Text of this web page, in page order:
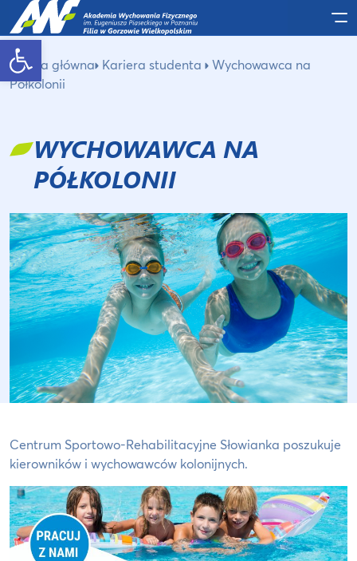
Otwórz pasek narzędzi
Strona główna Kariera studenta
Wychowawca na
Półkolonii
WYCHOWAWCA NA
PÓŁKOLONII
Centrum Sportowo-Rehabilitacyjne Słowianka poszukuje
kierowników i wychowawców kolonijnych.